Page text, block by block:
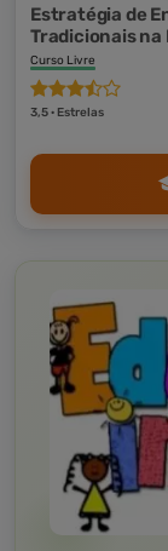
Estratégia de
Tradicionais na
Curso Livre
3,5 · Estrelas